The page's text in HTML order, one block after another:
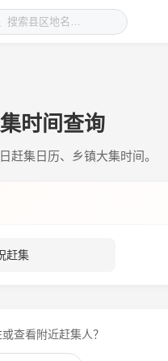
时间查询
赶集日历、乡镇大集时间。
赶集
查看附近赶集人？